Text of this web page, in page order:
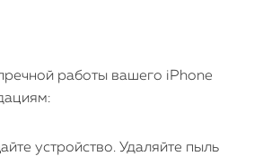
работы вашего iPhone
устройство. Удаляйте пыль